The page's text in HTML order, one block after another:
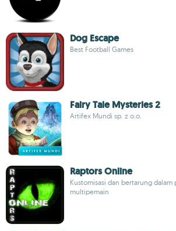
Dog Escape
Best Football Games
Fairy Tale Mysteries 2
Artifex Mundi sp. z o.o.
Raptors Online
Kustomisasi dan bertarung dalam
multipemain